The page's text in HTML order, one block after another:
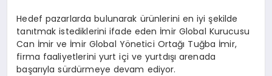
Hedef pazarlarda bulunarak ürünlerini en iyi şekilde
tanıtmak istediklerini ifade eden İmir Global Kurucusu
Can İmir ve İmir Global Yönetici Ortağı Tuğba İmir,
firma faaliyetlerini yurt içi ve yurtdışı arenada
başarıyla sürdürmeye devam ediyor.